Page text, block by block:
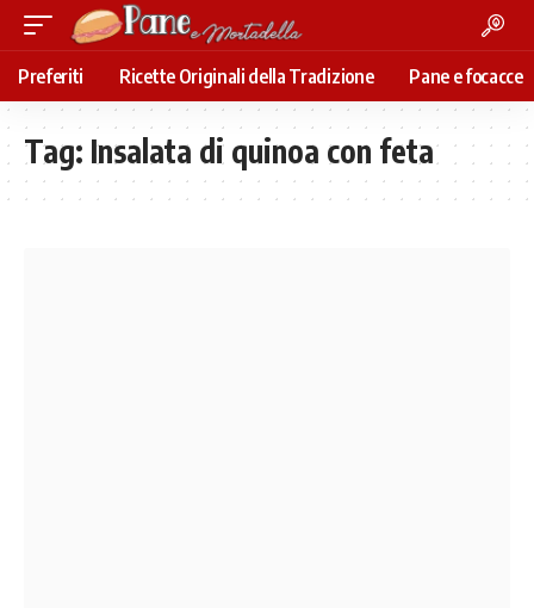
Preferiti Ricette Originali della Tradizione Pane e focacce
Tag: Insalata di quinoa con feta